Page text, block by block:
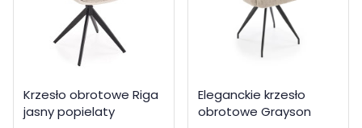
Krzesło obrotowe Riga
jasny popielaty
Eleganckie krzesło
obrotowe Grayson